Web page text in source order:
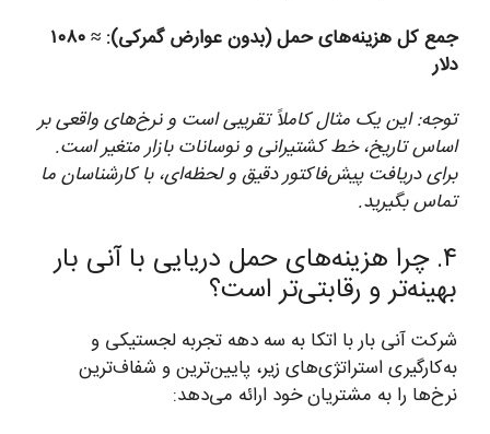
جمع کل هزینه‌های حمل (بدون عوارض گمرکی): ≈ ۱۰۸۰
دلار
توجه: این یک مثال کاملاً تقریبی است و نرخ‌های واقعی بر
اساس تاریخ، خط کشتیرانی و نوسانات بازار متغیر است.
برای دریافت پیش‌فاکتور دقیق و لحظه‌ای، با کارشناسان ما
تماس بگیرید.
۴. چرا هزینه‌های حمل دریایی با آنی بار
بهینه‌تر و رقابتی‌تر است؟
شرکت آنی بار با اتکا به سه دهه تجربه لجستیکی و
به‌کارگیری استراتژی‌های زیر، پایین‌ترین و شفاف‌ترین
نرخ‌ها را به مشتریان خود ارائه می‌دهد: